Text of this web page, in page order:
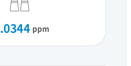
ppm